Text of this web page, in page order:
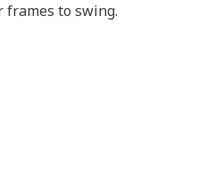
to swing.